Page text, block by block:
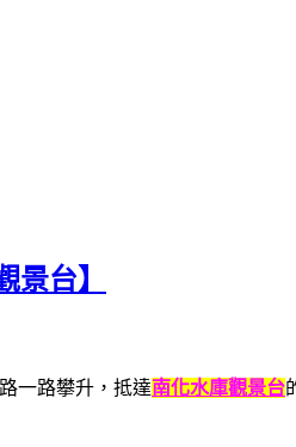
台】
一路攀升，抵達南化水庫觀景台